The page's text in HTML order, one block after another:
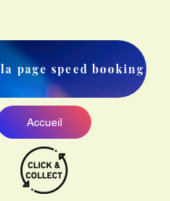
page speed booking
Accueil